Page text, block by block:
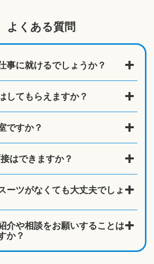
よくある質問
事に就けるでしょうか？
してもらえますか？
ですか？
はできますか？
ーツがなくても大丈夫でしょ
介や相談をお願いすることは
か？